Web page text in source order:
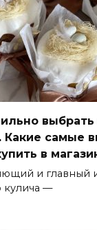
Какие самые
в
и главный
—